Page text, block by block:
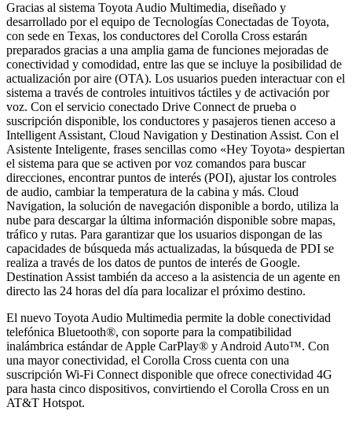
Gracias al sistema Toyota Audio Multimedia, diseñado y
desarrollado por el equipo de Tecnologías Conectadas de Toyota,
con sede en Texas, los conductores del Corolla Cross estarán
preparados gracias a una amplia gama de funciones mejoradas de
conectividad y comodidad, entre las que se incluye la posibilidad de
actualización por aire (OTA). Los usuarios pueden interactuar con el
sistema a través de controles intuitivos táctiles y de activación por
voz. Con el servicio conectado Drive Connect de prueba o
suscripción disponible, los conductores y pasajeros tienen acceso a
Intelligent Assistant, Cloud Navigation y Destination Assist. Con el
Asistente Inteligente, frases sencillas como «Hey Toyota» despiertan
el sistema para que se activen por voz comandos para buscar
direcciones, encontrar puntos de interés (POI), ajustar los controles
de audio, cambiar la temperatura de la cabina y más. Cloud
Navigation, la solución de navegación disponible a bordo, utiliza la
nube para descargar la última información disponible sobre mapas,
tráfico y rutas. Para garantizar que los usuarios dispongan de las
capacidades de búsqueda más actualizadas, la búsqueda de PDI se
realiza a través de los datos de puntos de interés de Google.
Destination Assist también da acceso a la asistencia de un agente en
directo las 24 horas del día para localizar el próximo destino.
El nuevo Toyota Audio Multimedia permite la doble conectividad
telefónica Bluetooth®, con soporte para la compatibilidad
inalámbrica estándar de Apple CarPlay® y Android Auto™. Con
una mayor conectividad, el Corolla Cross cuenta con una
suscripción Wi-Fi Connect disponible que ofrece conectividad 4G
para hasta cinco dispositivos, convirtiendo el Corolla Cross en un
AT&T Hotspot.